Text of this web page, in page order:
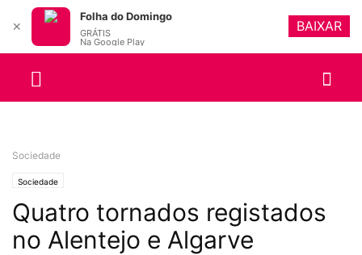
Sociedade
Sociedade
Quatro tornados registados
no Alentejo e Algarve
✕
Folha do Domingo
GRÁTIS
Na Google Play
BAIXAR